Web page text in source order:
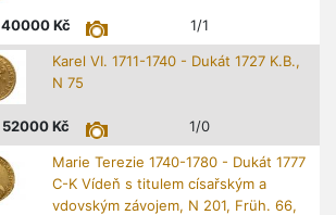
40000 Kč 1/1
Karel VI. 1711-1740 - Dukát 1727 K.B.,
N 75
52000 Kč 1/0
Marie Terezie 1740-1780 - Dukát 1777
C-K Vídeň s titulem císařským a
vdovským závojem, N 201, Früh. 66,